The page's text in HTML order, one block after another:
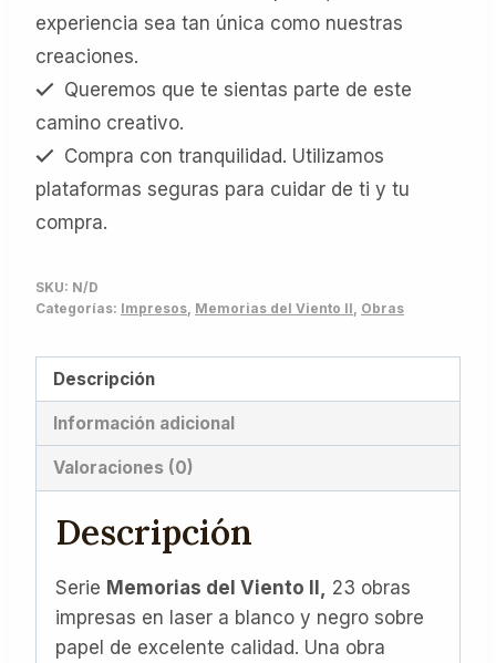
experiencia sea tan única como nuestras
creaciones.
Queremos que te sientas parte de este
camino creativo.
Compra con tranquilidad. Utilizamos
plataformas seguras para cuidar de ti y tu
compra.
SKU: N/D
Categorías: Impresos Memorias del Viento II Obras
Descripción
Información adicional
Valoraciones (0)
Descripción
Serie Memorias del Viento II,
23 obras
impresas en laser a blanco y negro sobre
papel de excelente calidad. Una obra